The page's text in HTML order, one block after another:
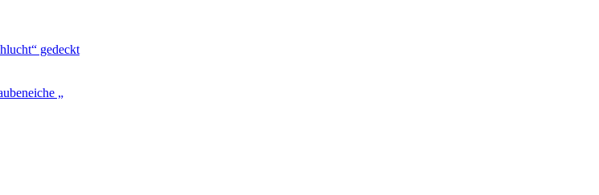
gedeckt
„